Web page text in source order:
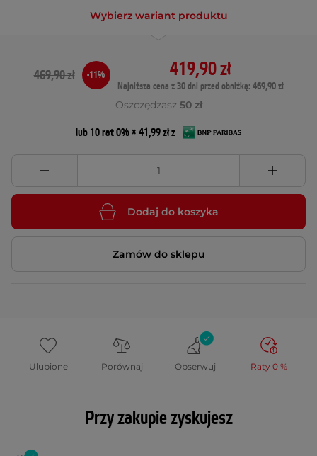
Wybierz wariant produktu
419,90 zł
Najniższa cena z 30 dni przed obniżką: 469,90 zł
469,90 zł -11%
Oszczędzasz 50 zł
lub 10 rat 0% × 41,99 zł z
Dodaj do koszyka
Zamów do sklepu
Ulubione Porównaj Obserwuj Raty 0 %
Przy zakupie zyskujesz